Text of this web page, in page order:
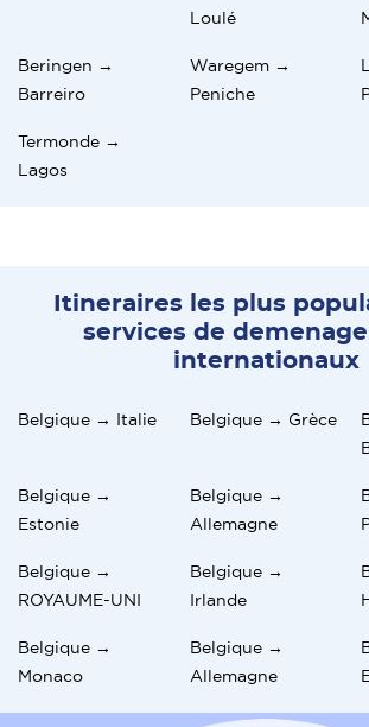
Loulé
Beringen →
Barreiro
Waregem →
Peniche
Termonde →
Lagos
Itineraires les plus
services de
internationaux
Belgique → Italie Belgique → Grèce
Belgique →
Estonie
Belgique →
Allemagne
Belgique →
ROYAUME-UNI
Belgique →
Irlande
Belgique →
Monaco
Belgique →
Allemagne